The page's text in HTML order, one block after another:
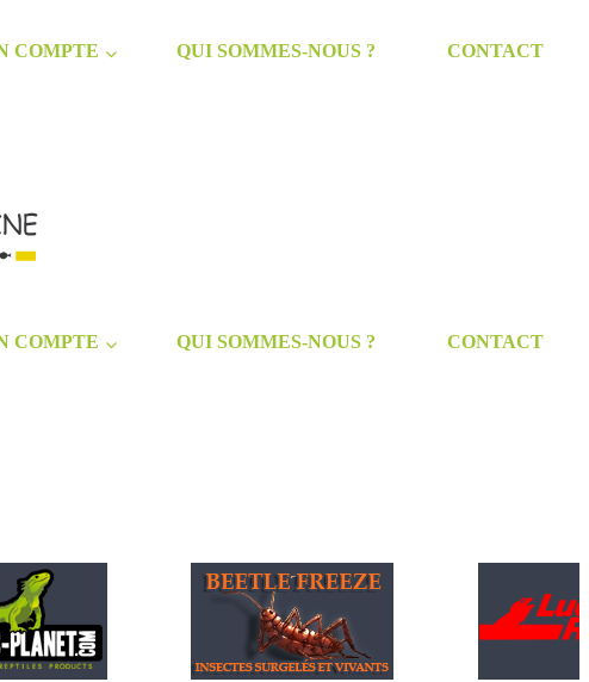
COMPTE QUI SOMMES-NOUS ?
CONTACT
COMPTE QUI SOMMES-NOUS ? CONTACT